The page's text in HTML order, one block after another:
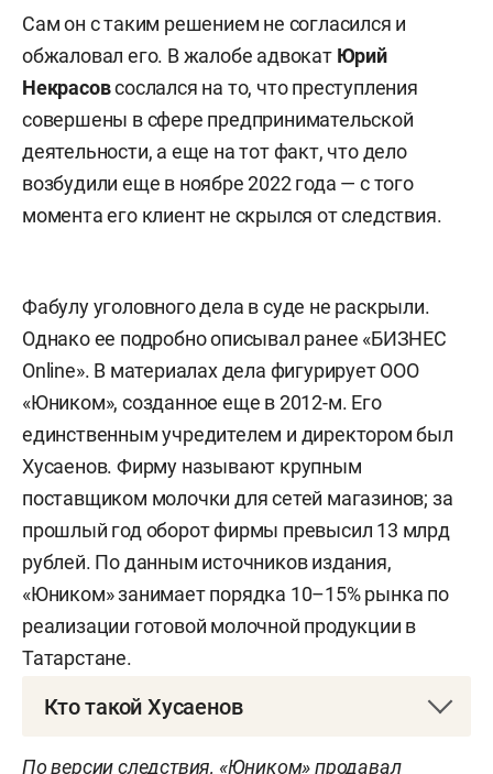
Сам он с таким решением не согласился и
обжаловал его. В жалобе адвокат Юрий
Некрасовсослался на то, что преступления
совершены в сфере предпринимательской
деятельности, а еще на тот факт, что дело
возбудили еще в ноябре 2022 года — с того
момента его клиент не скрылся от следствия.
Фабулу уголовного дела в суде не раскрыли.
Однако ее подробно описывал ранее «БИЗНЕС
Online». В материалах дела фигурирует ООО
«Юником», созданное еще в 2012-м. Его
единственным учредителем и директором был
Хусаенов. Фирму называют крупным
поставщиком молочки для сетей магазинов; за
прошлый год оборот фирмы превысил 13 млрд
рублей. По данным источников издания,
«Юником» занимает порядка 10–15% рынка по
реализации готовой молочной продукции в
Татарстане.
Кто такой Хусаенов
По версии следствия, «Юником» продавал